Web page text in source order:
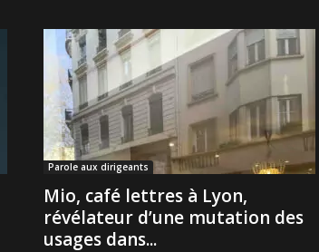
Parole aux dirigeants
Mio, café lettres à Lyon,
révélateur d’une mutation des
usages dans...